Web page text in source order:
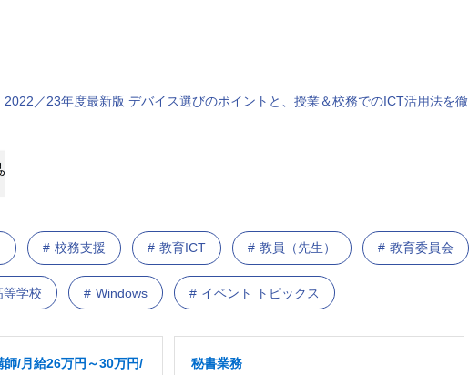
2022／23年度最新版 デバイス選びのポイントと、授業＆校務でのICT活用法を徹
校務支援 教育ICT 教員（先生） 教育委員会
等学校 Windows イベント トピックス
師/月給26万円～30万円/
秘書業務